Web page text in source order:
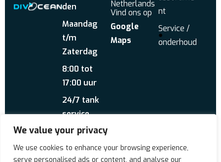
We value your privacy
We use cookies to enhance your browsing experience,
serve personalised ads or content, and analyse our
den
Maandag
t/m
Zaterdag
8:00 tot
17:00 uur
24/7 tank
service
Netherlands
Vind ons op
Google
Maps
nt
Service /
onderhoud
Over onsReviews
WhatsApp